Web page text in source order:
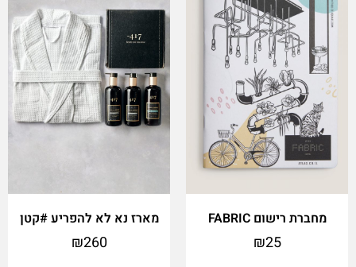
מחברת רישום FABRIC
₪25
מארז נא לא להפריע #קטן
₪260